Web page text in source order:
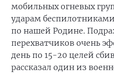
мобильных огневых
ударам
по нашей Родине.
перехватчиков очень
день по 15-20 целей
рассказал один из